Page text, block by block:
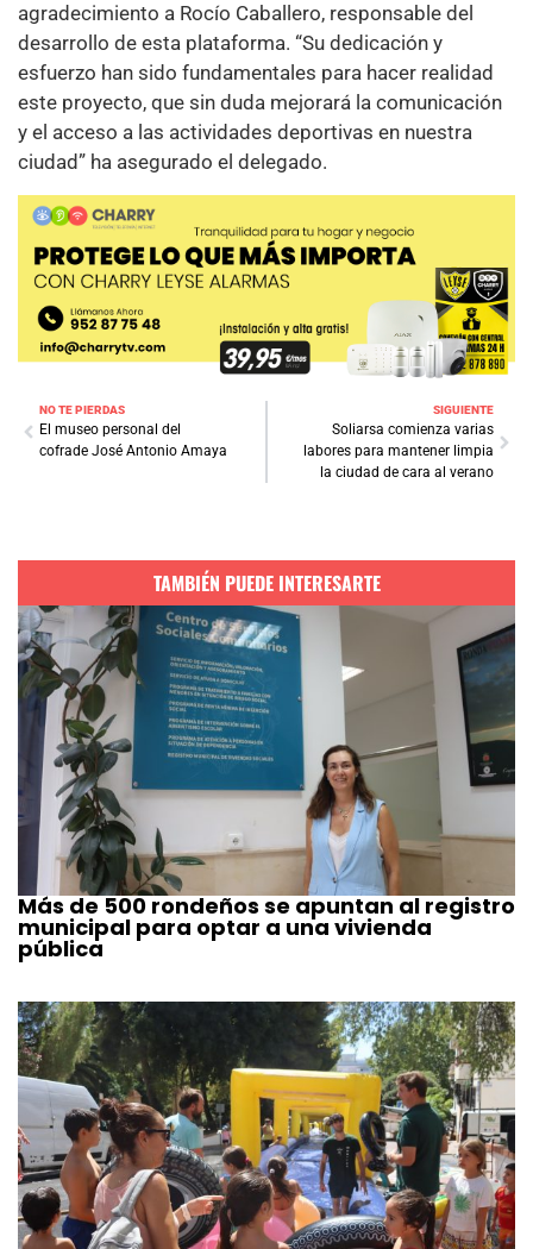
agradecimiento a Rocío Caballero, responsable del
desarrollo de esta plataforma. “Su dedicación y
esfuerzo han sido fundamentales para hacer realidad
este proyecto, que sin duda mejorará la comunicación
y el acceso a las actividades deportivas en nuestra
ciudad” ha asegurado el delegado.
NO TE PIERDAS
El museo personal del
cofrade José Antonio Amaya
SIGUIENTE
Soliarsa comienza varias
labores para mantener limpia
la ciudad de cara al verano
TAMBIÉN PUEDE INTERESARTE
Más de 500 rondeños se apuntan al registro
municipal para optar a una vivienda
pública